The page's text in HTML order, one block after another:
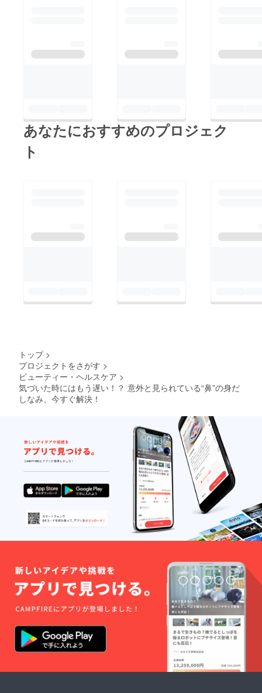
あなたにおすすめのプロジェク
ト
トップ >
プロジェクトをさがす >
ビューティー・ヘルスケア >
気づいた時にはもう遅い！？ 意外と見られている“鼻”の身だ
しなみ、今すぐ解決！